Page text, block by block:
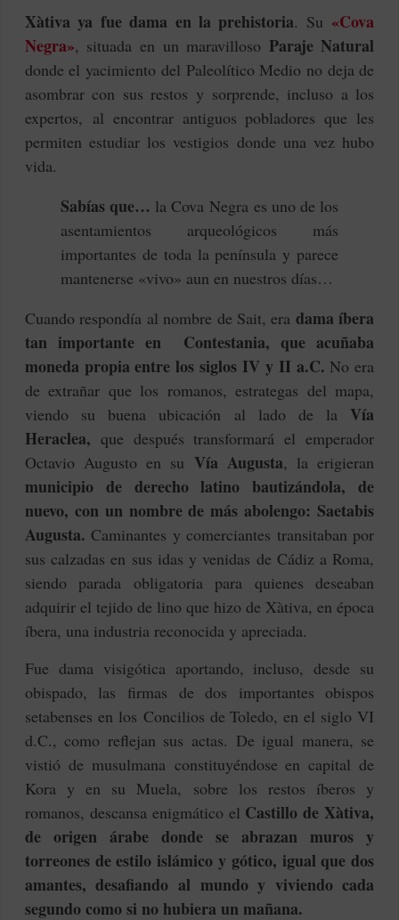
Xàtiva ya fue dama en la prehistoria. Su «Cova
Negra», situada en un maravilloso Paraje Natural
donde el yacimiento del Paleolítico Medio no deja de
asombrar con sus restos y sorprende, incluso a los
expertos, al encontrar antiguos pobladores que les
permiten estudiar los vestigios donde una vez hubo
vida.
Sabías que… la Cova Negra es uno de los
asentamientos arqueológicos más
importantes de toda la península y parece
mantenerse «vivo» aun en nuestros días…
Cuando respondía al nombre de Sait, era dama íbera
tan importante en Contestania, que acuñaba
moneda propia entre los siglos IV y II a.C. No era
de extrañar que los romanos, estrategas del mapa,
viendo su buena ubicación al lado de laVía
Heraclea, que después transformará el emperador
Octavio Augusto en su Vía Augusta, la erigieran
municipio de derecho latino bautizándola, de
nuevo, con un nombre de más abolengo: Saetabis
Augusta. Caminantes y comerciantes transitaban por
sus calzadas en sus idas y venidas de Cádiz a Roma,
siendo parada obligatoria para quienes deseaban
adquirir el tejido de lino que hizo de Xàtiva, en época
íbera, una industria reconocida y apreciada.
Fue dama visigótica aportando, incluso, desde su
obispado, las firmas de dos importantes obispos
setabenses en los Concilios de Toledo, en el siglo VI
d.C., como reflejan sus actas. De igual manera, se
vistió de musulmana constituyéndose en capital de
Kora y en su Muela, sobre los restos íberos y
romanos, descansa enigmático el Castillo de Xàtiva,
de origen árabe donde se abrazan muros y
torreones de estilo islámico y gótico, igual que dos
amantes, desafiando al mundo y viviendo cada
segundo como si no hubiera un mañana.